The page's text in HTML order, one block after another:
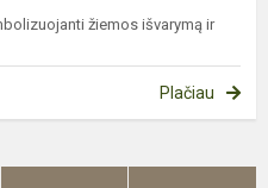
žiemos išvarymą ir
Plačiau